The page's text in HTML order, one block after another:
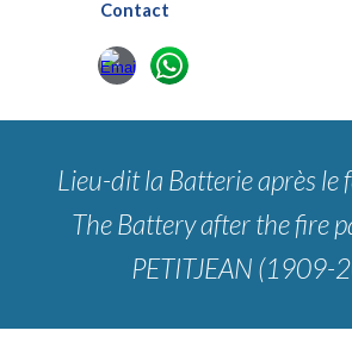
Contact
Lieu-dit la Batterie après le
The Battery after the fire
PETITJEAN (1909-